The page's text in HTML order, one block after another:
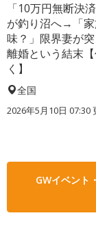
「10万円無断決
が釣り沼へ→「
味？」限界妻が
離婚という結末
く】
全国
2026年5月10日 07:30
GWイベント